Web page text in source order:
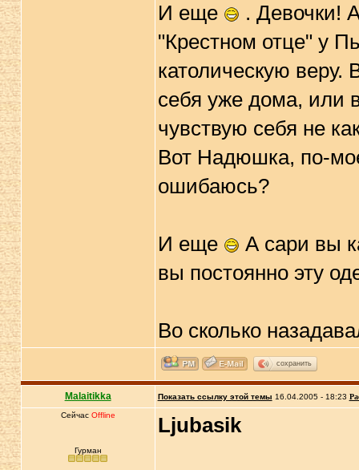
И еще
. Девочки!
"Крестном отце" у
католическую веру.
себя уже дома, или
чувствую себя не
Вот Надюшка, по-
ошибаюсь?
И еще
А сари вы
вы постоянно эту
Во сколько
сохранить
Malaitikka Показать ссылку этой темы 16.04.2005 - 18:23
Сейчас Offline
Гурман
Ljubasik